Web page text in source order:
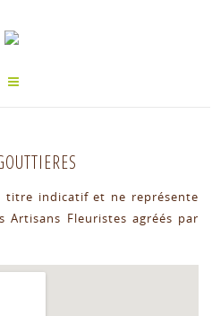
titre indicatif et ne représente
Artisans Fleuristes agréés par